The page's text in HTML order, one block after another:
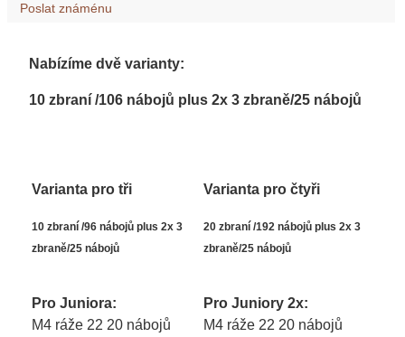
Poslat známénu
Nabízíme dvě varianty:
10 zbraní /106 nábojů plus 2x 3 zbraně/25 nábojů
Varianta pro tři
10 zbraní /96 nábojů plus 2x 3
zbraně/25 nábojů
Varianta pro čtyři
20 zbraní /192 nábojů plus 2x 3
zbraně/25 nábojů
Pro Juniora:
M4 ráže 22 20 nábojů
Pro Juniory 2x:
M4 ráže 22 20 nábojů